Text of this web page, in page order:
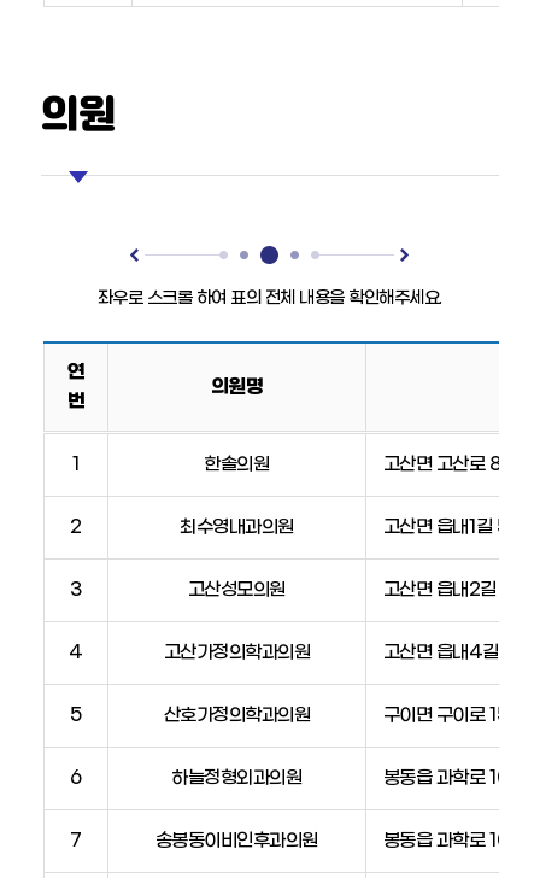
의원
안
표
화
호,
연
번
의원명
1 한솔의원 고산면 고산로 81
2 최수영내과의원 고산면 읍내1길 5
3 고산성모의원 고산면 읍내2길 9
4 고산가정의학과의원 고산면 읍내4길 8, 1
5 산호가정의학과의원 구이면 구이로 1507
6 하늘정형외과의원 봉동읍 과학로 1033
7 송봉동이비인후과의원 봉동읍 과학로